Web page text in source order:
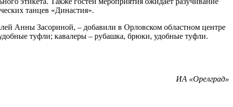
танцев «Династия».
Анны Засориной, – добавили в Орловском областном центре
туфли; кавалеры – рубашка, брюки, удобные туфли.
ИА «Орелград»